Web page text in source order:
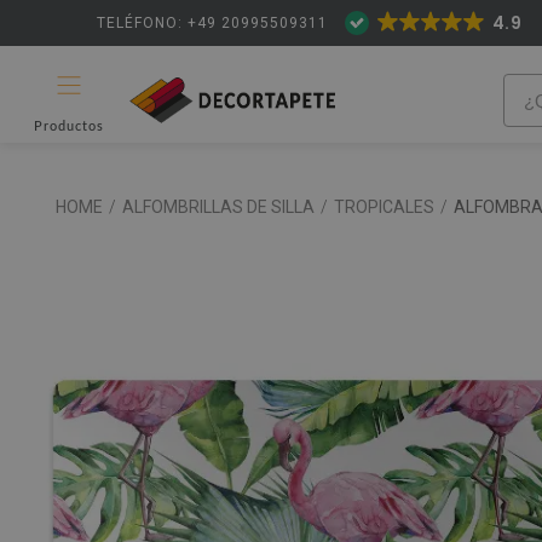
TELÉFONO: +49 20995509311 4.9
Productos
HOME / ALFOMBRILLAS DE SILLA / TROPICALES /